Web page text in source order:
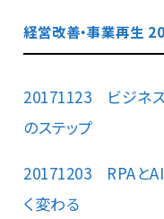
経営改善・事業再生
20171123 ビジネス
のステップ
20171203 RPAとAI
く変わる